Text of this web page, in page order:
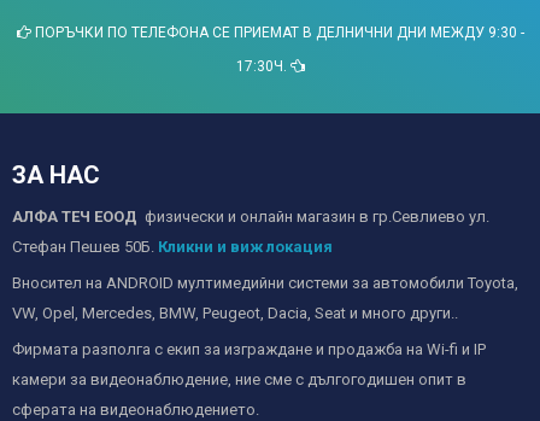
ПОРЪЧКИ ПО ТЕЛЕФОНА СЕ ПРИЕМАТ В ДЕЛНИЧНИ ДНИ МЕЖДУ 9:30 -
17:30Ч.
ЗА НАС
АЛФА ТЕЧ ЕООД физически и онлайн магазин в гр.Севлиево ул.
Стефан Пешев 50Б. Кликни и виж локация
Вносител на ANDROID мултимедийни системи за автомобили Toyota,
VW, Opel, Mercedes, BMW, Peugeot, Dacia, Seat и много други..
Фирмата разполга с екип за изграждане и продажба на Wi-fi и IP
камери за видеонаблюдение, ние сме с дългогодишен опит в
сферата на видеонаблюдението.